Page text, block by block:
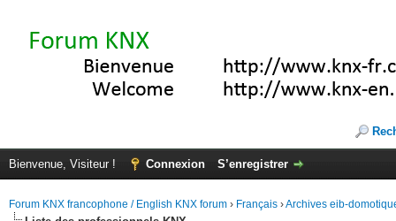
Bienvenue, Visiteur ! Connexion S’enregistrer
Forum KNX francophone / English KNX forum › Français ›Archives eib-